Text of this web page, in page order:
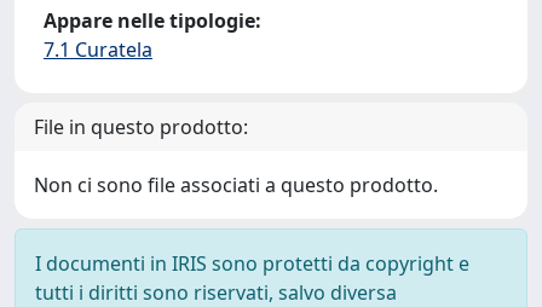
Appare nelle tipologie:
7.1 Curatela
File in questo prodotto:
Non ci sono file associati a questo prodotto.
I documenti in IRIS sono protetti da copyright e
tutti i diritti sono riservati, salvo diversa